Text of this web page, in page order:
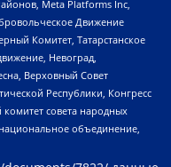
Meta Platforms Inc,
Движение
Комитет, Татарстанское
Невоград,
Верховный Совет
Республики, Конгресс
совета народных
объединение,